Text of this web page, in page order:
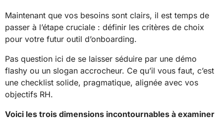
Maintenant que vos besoins sont clairs, il est temps de
passer à l’étape cruciale : définir les critères de choix
pour votre futur outil d’onboarding.
Pas question ici de se laisser séduire par une démo
flashy ou un slogan accrocheur. Ce qu’il vous faut, c’est
une checklist solide, pragmatique, alignée avec vos
objectifs RH.
Voici les trois dimensions incontournables à examiner